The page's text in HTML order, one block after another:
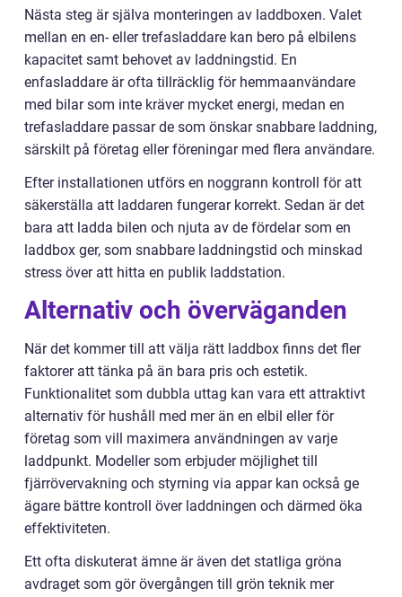
Nästa steg är själva monteringen av laddboxen. Valet
mellan en en- eller trefasladdare kan bero på elbilens
kapacitet samt behovet av laddningstid. En
enfasladdare är ofta tillräcklig för hemmaanvändare
med bilar som inte kräver mycket energi, medan en
trefasladdare passar de som önskar snabbare laddning,
särskilt på företag eller föreningar med flera användare.
Efter installationen utförs en noggrann kontroll för att
säkerställa att laddaren fungerar korrekt. Sedan är det
bara att ladda bilen och njuta av de fördelar som en
laddbox ger, som snabbare laddningstid och minskad
stress över att hitta en publik laddstation.
Alternativ och överväganden
När det kommer till att välja rätt laddbox finns det fler
faktorer att tänka på än bara pris och estetik.
Funktionalitet som dubbla uttag kan vara ett attraktivt
alternativ för hushåll med mer än en elbil eller för
företag som vill maximera användningen av varje
laddpunkt. Modeller som erbjuder möjlighet till
fjärrövervakning och styrning via appar kan också ge
ägare bättre kontroll över laddningen och därmed öka
effektiviteten.
Ett ofta diskuterat ämne är även det statliga gröna
avdraget som gör övergången till grön teknik mer